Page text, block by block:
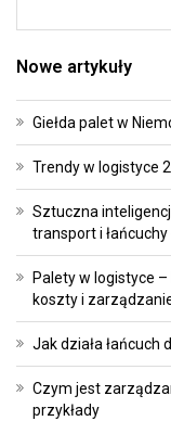
Nowe artykuły
Giełda palet w
Trendy w logistyce
Sztuczna
transport i
Palety w logistyce
koszty i
Jak działa
Czym jest
przykłady